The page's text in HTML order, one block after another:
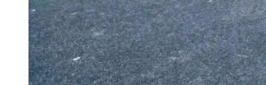
B. 踏勘时间：2022 年 8 月 11 日 上午10:00（北京时间）
C. 踏勘集合地点：深圳市地铁3号线福田地铁站站厅
D. 踏勘联系人：刘工 电话：15989879650
审核原则